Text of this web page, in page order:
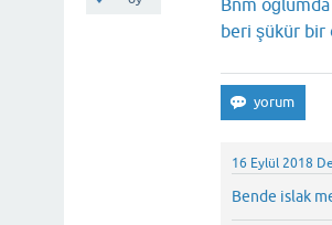
Bnm
beri şükür bir
16 Eylül 2018
Bende islak